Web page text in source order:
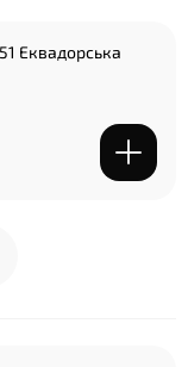
Еквадорська